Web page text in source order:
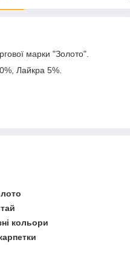
марки "Золото".
Лайкра 5%.
кольори